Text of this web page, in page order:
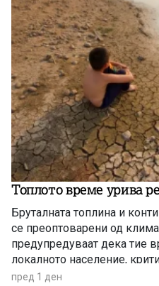
Топлото време урива
Бруталната топлина и
се преоптоварени од климатската криза, а експертите
предупредуваат дека тие
локалното население,
дивиот свет низ целиот
пред 1 ден